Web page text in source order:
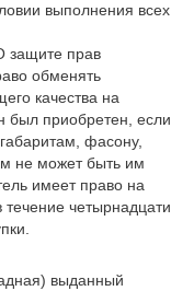
выполнения всех
защите прав
обменять
качества на
был приобретен, если
фасону,
не может быть им
имеет право на
четырнадцати
выданный